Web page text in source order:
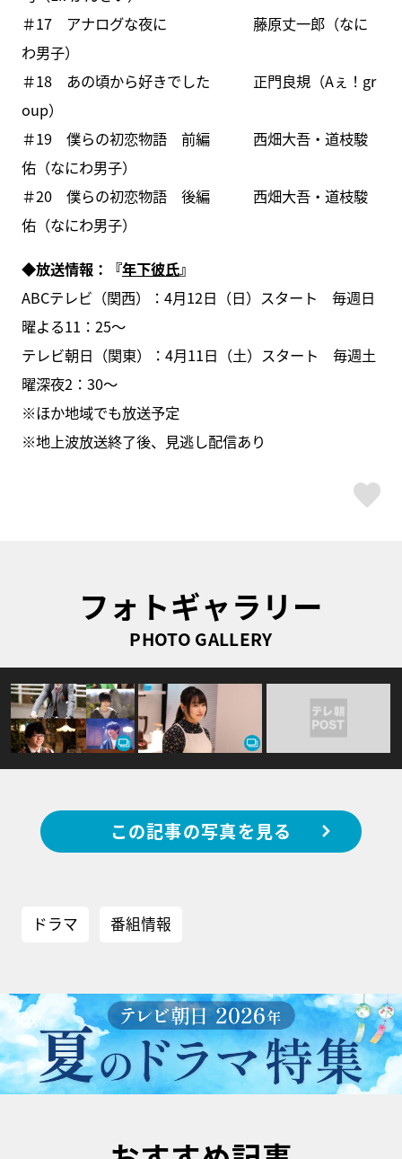
＃17 アナログな夜に 藤原丈一郎（なに
わ男子）
＃18 あの頃から好きでした 正門良規（Aぇ！gr
oup）
＃19 僕らの初恋物語 前編 西畑大吾・道枝駿
佑（なにわ男子）
＃20 僕らの初恋物語 後編 西畑大吾・道枝駿
佑（なにわ男子）
◆放送情報：『年下彼氏』
ABCテレビ（関西）：4月12日（日）スタート 毎週日
曜よる11：25～
テレビ朝日（関東）：4月11日（土）スタート 毎週土
曜深夜2：30～
※ほか地域でも放送予定
※地上波放送終了後、見逃し配信あり
フォトギャラリー
PHOTO GALLERY
この記事の写真を見る
ドラマ 番組情報